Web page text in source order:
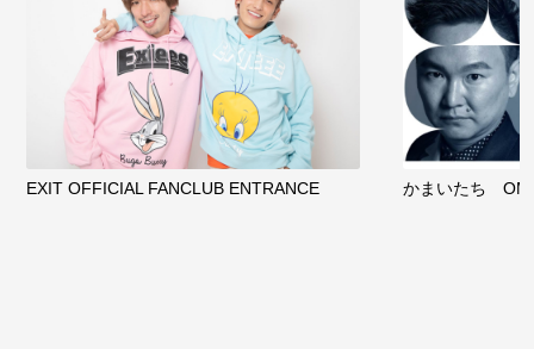
EXIT OFFICIAL FANCLUB ENTRANCE かまいたち